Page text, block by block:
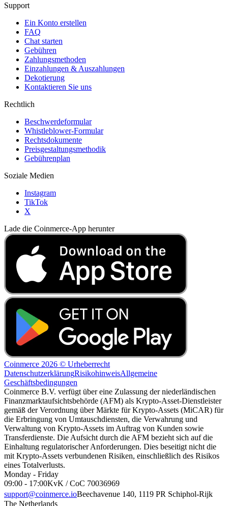
Support
Ein Konto erstellen
FAQ
Chat starten
Gebühren
Zahlungsmethoden
Einzahlungen & Auszahlungen
Dekotierung
Kontaktieren Sie uns
Rechtlich
Beschwerdeformular
Whistleblower-Formular
Rechtsdokumente
Preisgestaltungsmethodik
Gebührenplan
Soziale Medien
Instagram
TikTok
X
Lade die Coinmerce-App herunter
Coinmerce 2026 © Urheberrecht
DatenschutzerklärungRisikohinweisAllgemeine
Geschäftsbedingungen
Coinmerce B.V. verfügt über eine Zulassung der niederländischen
Finanzmarktaufsichtsbehörde (AFM) als Krypto-Asset-Dienstleister
gemäß der Verordnung über Märkte für Krypto-Assets (MiCAR) für
die Erbringung von Umtauschdiensten, die Verwahrung und
Verwaltung von Krypto-Assets im Auftrag von Kunden sowie
Transferdienste. Die Aufsicht durch die AFM bezieht sich auf die
Einhaltung regulatorischer Anforderungen. Dies beseitigt nicht die
mit Krypto-Assets verbundenen Risiken, einschließlich des Risikos
eines Totalverlusts.
Monday - Friday
09:00 - 17:00KvK / CoC 70036969
support@coinmerce.ioBeechavenue 140, 1119 PR Schiphol-Rijk
The Netherlands